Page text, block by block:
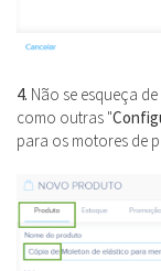
4. Não se esqueça
como outras "
para os motores de